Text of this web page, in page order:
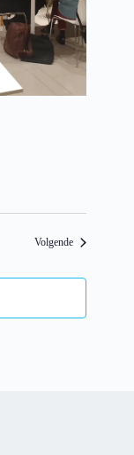
VolgendeEvenementen